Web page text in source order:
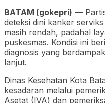
BATAM (gokepri) —
deteksi dini kanker
masih rendah, padahal
puskesmas. Kondisi ini
diagnosis yang
lanjut.
Dinas Kesehatan Kota
kesadaran melalui
Asetat (IVA) dan